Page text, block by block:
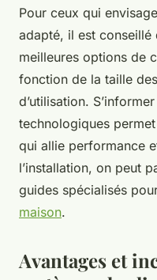
Pour ceux qui
adapté, il est
meilleures options de
fonction de la taille
d’utilisation.
technologiques
qui allie performance
l’installation, on peut
guides spécialisés
maison.
Avantages et